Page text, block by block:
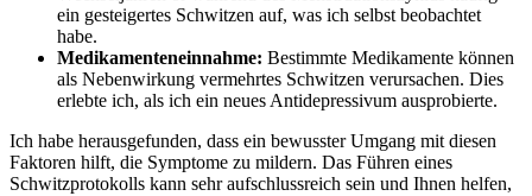
ein ⁢gesteigertes ⁢Schwitzen auf, was⁣ ich selbst beobachtet
habe.
Medikamenteneinnahme: Bestimmte Medikamente können
als Nebenwirkung⁤ vermehrtes Schwitzen verursachen. Dies
erlebte ich, als ⁣ich ein neues Antidepressivum ausprobierte.
Ich habe ⁤herausgefunden, dass ‍ein bewusster Umgang mit diesen
Faktoren hilft, die Symptome zu mildern. ⁤Das Führen ‌eines
Schwitzprotokolls kann sehr aufschlussreich sein und Ihnen helfen,